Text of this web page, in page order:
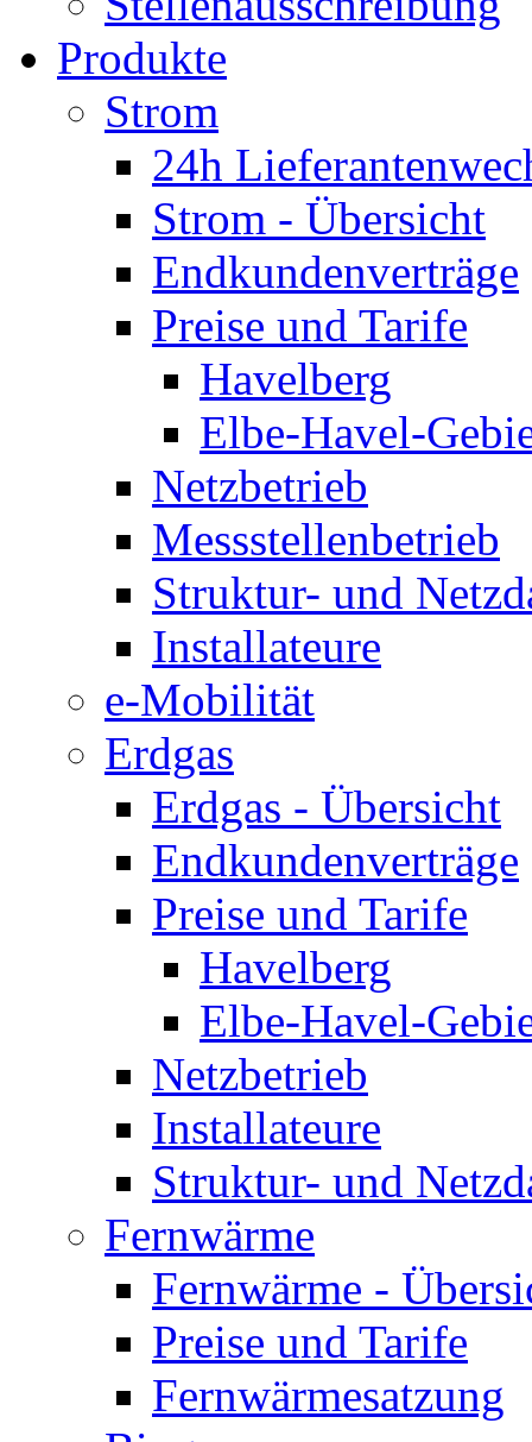
Produkte
Strom
24h
Strom - Übersicht
Endkundenverträge
Preise und Tarife
Havelberg
Elbe-Havel-
Netzbetrieb
Messstellenbetrieb
Struktur- und
Installateure
e-Mobilität
Erdgas
Erdgas - Übersicht
Endkundenverträge
Preise und Tarife
Havelberg
Elbe-Havel-
Netzbetrieb
Installateure
Struktur- und
Fernwärme
Fernwärme -
Preise und Tarife
Fernwärmesatzung